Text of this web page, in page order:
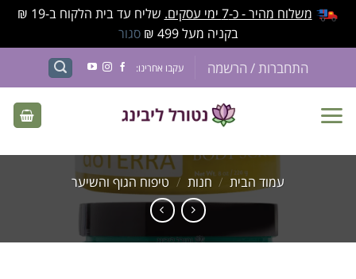
משלוח מהיר - כ-7 ימי עסקים.
שליח עד בית הלקוח ב-19 ₪
בקניה מעל 499 ₪
סגור
התחברות / הרשמה עקבו אחרינו:
עמוד הבית / חנות / טיפוח הגוף והשיער